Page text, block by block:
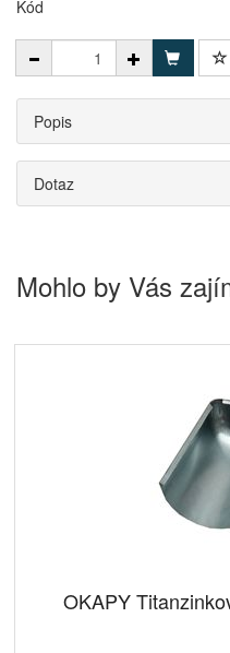
Kód
Popis
Dotaz
Mohlo by Vás
OKAPY